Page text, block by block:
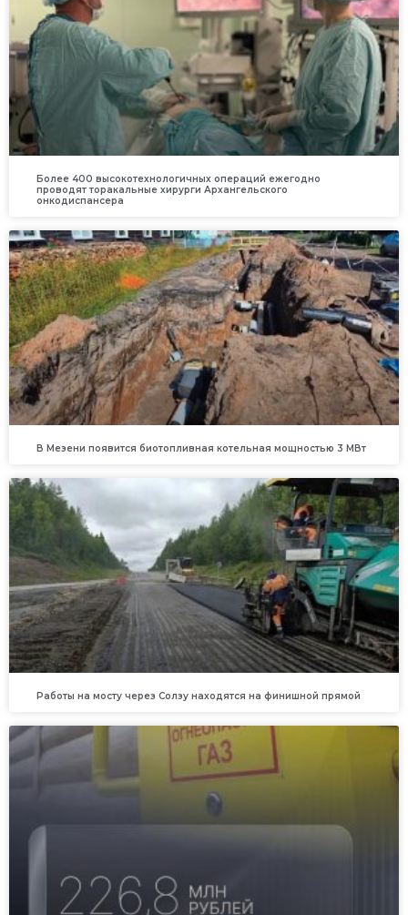
Более 400 высокотехнологичных операций ежегодно
проводят торакальные хирурги Архангельского
онкодиспансера
В Мезени появится биотопливная котельная мощностью 3 МВт
Работы на мосту через Солзу находятся на финишной прямой